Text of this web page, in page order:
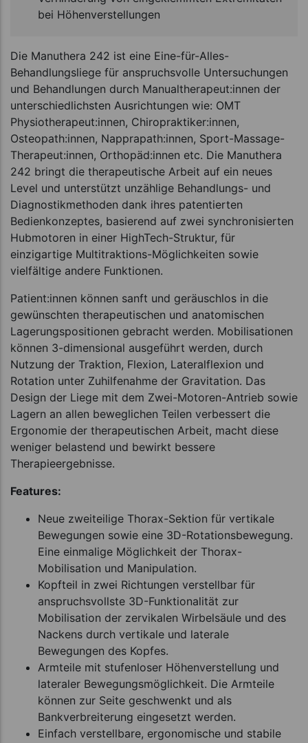
bei Höhenverstellungen
Die Manuthera 242 ist eine Eine-für-Alles-
Behandlungsliege für anspruchsvolle Untersuchungen
und Behandlungen durch Manualtherapeut:innen der
unterschiedlichsten Ausrichtungen wie: OMT
Physiotherapeut:innen, Chiropraktiker:innen,
Osteopath:innen, Napprapath:innen, Sport-Massage-
Therapeut:innen, Orthopäd:innen etc. Die Manuthera
242 bringt die therapeutische Arbeit auf ein neues
Level und unterstützt unzählige Behandlungs- und
Diagnostikmethoden dank ihres patentierten
Bedienkonzeptes, basierend auf zwei synchronisierten
Hubmotoren in einer HighTech-Struktur, für
einzigartige Multitraktions-Möglichkeiten sowie
vielfältige andere Funktionen.
Patient:innen können sanft und geräuschlos in die
gewünschten therapeutischen und anatomischen
Lagerungspositionen gebracht werden. Mobilisationen
können 3-dimensional ausgeführt werden, durch
Nutzung der Traktion, Flexion, Lateralflexion und
Rotation unter Zuhilfenahme der Gravitation. Das
Design der Liege mit dem Zwei-Motoren-Antrieb sowie
Lagern an allen beweglichen Teilen verbessert die
Ergonomie der therapeutischen Arbeit, macht diese
weniger belastend und bewirkt bessere
Therapieergebnisse.
Features:
Neue zweiteilige Thorax-Sektion für vertikale
Bewegungen sowie eine 3D-Rotationsbewegung.
Eine einmalige Möglichkeit der Thorax-
Mobilisation und Manipulation.
Kopfteil in zwei Richtungen verstellbar für
anspruchsvollste 3D-Funktionalität zur
Mobilisation der zervikalen Wirbelsäule und des
Nackens durch vertikale und laterale
Bewegungen des Kopfes.
Armteile mit stufenloser Höhenverstellung und
lateraler Bewegungsmöglichkeit. Die Armteile
können zur Seite geschwenkt und als
Bankverbreiterung eingesetzt werden.
Einfach verstellbare, ergonomische und stabile